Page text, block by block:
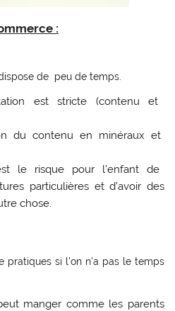
:
de peu de temps.
est stricte (contenu et
du contenu en minéraux et
le risque pour l’enfant de
particulières et d’avoir des
chose.
pratiques si l’on n’a pas le temps
manger comme les parents